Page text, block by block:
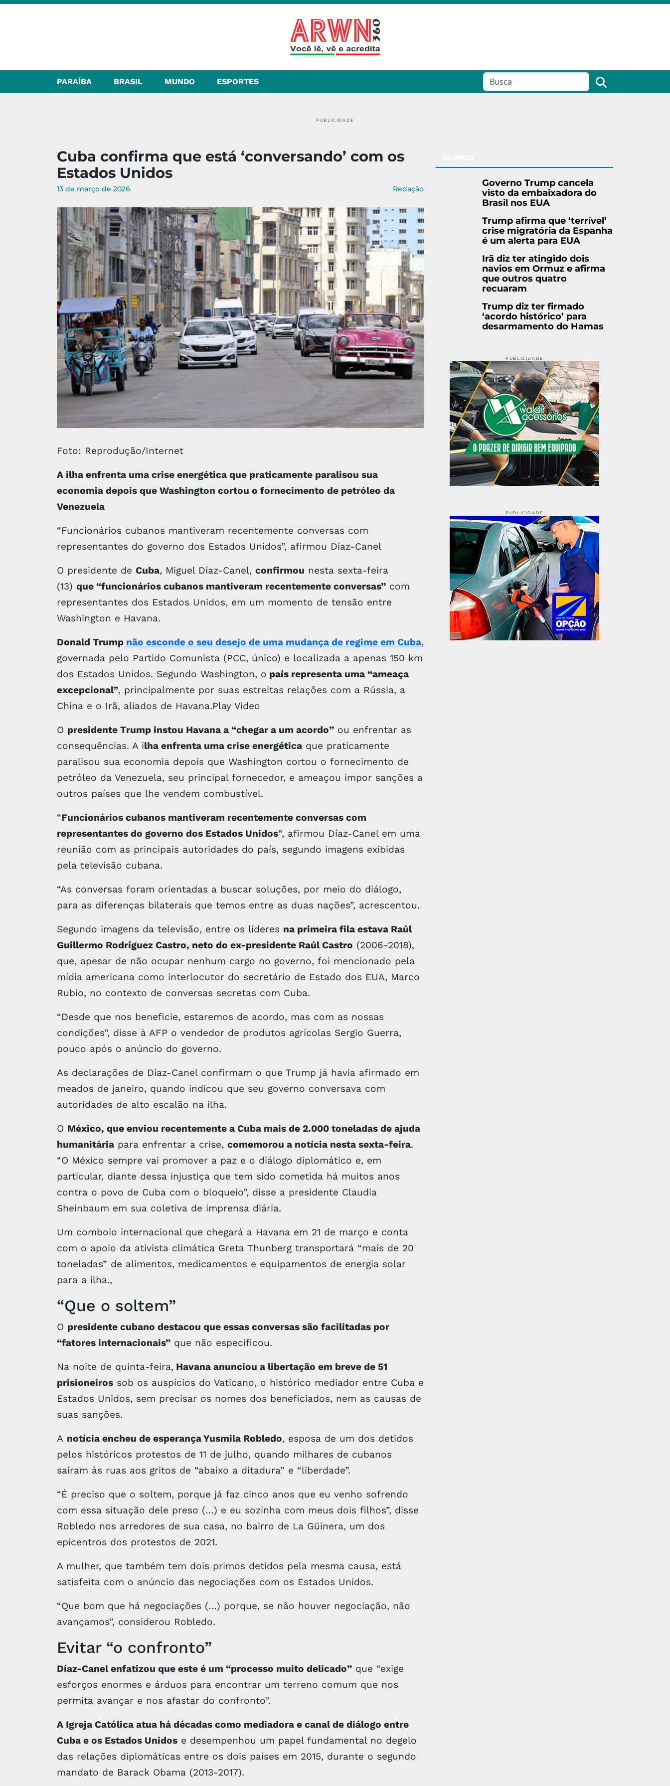
PARAÍBA BRASIL MUNDO ESPORTES
PUBLICIDADE
Cuba confirma que está ‘conversando’ com os
Estados Unidos
13 de março de 2026 Redação
Foto: Reprodução/Internet
A ilha enfrenta uma crise energética que praticamente paralisou sua
economia depois que Washington cortou o fornecimento de petróleo da
Venezuela
“Funcionários cubanos mantiveram recentemente conversas com
representantes do governo dos Estados Unidos”, afirmou Díaz-Canel
O presidente de Cuba, Miguel Díaz-Canel, confirmou nesta sexta-feira
(13) que “funcionários cubanos mantiveram recentemente conversas” com
representantes dos Estados Unidos, em um momento de tensão entre
Washington e Havana.
Donald Trump não esconde o seu desejo de uma mudança de regime em Cuba,
governada pelo Partido Comunista (PCC, único) e localizada a apenas 150 km
dos Estados Unidos. Segundo Washington, o país representa uma “ameaça
excepcional”, principalmente por suas estreitas relações com a Rússia, a
China e o Irã, aliados de Havana.Play Video
O presidente Trump instou Havana a “chegar a um acordo” ou enfrentar as
consequências. A ilha enfrenta uma crise energética que praticamente
paralisou sua economia depois que Washington cortou o fornecimento de
petróleo da Venezuela, seu principal fornecedor, e ameaçou impor sanções a
outros países que lhe vendem combustível.
“Funcionários cubanos mantiveram recentemente conversas com
representantes do governo dos Estados Unidos“, afirmou Díaz-Canel em uma
reunião com as principais autoridades do país, segundo imagens exibidas
pela televisão cubana.
“As conversas foram orientadas a buscar soluções, por meio do diálogo,
para as diferenças bilaterais que temos entre as duas nações”, acrescentou.
Segundo imagens da televisão, entre os líderes na primeira fila estava Raúl
Guillermo Rodríguez Castro, neto do ex-presidente Raúl Castro (2006-2018),
que, apesar de não ocupar nenhum cargo no governo, foi mencionado pela
mídia americana como interlocutor do secretário de Estado dos EUA, Marco
Rubio, no contexto de conversas secretas com Cuba.
“Desde que nos beneficie, estaremos de acordo, mas com as nossas
condições”, disse à AFP o vendedor de produtos agrícolas Sergio Guerra,
pouco após o anúncio do governo.
As declarações de Díaz-Canel confirmam o que Trump já havia afirmado em
meados de janeiro, quando indicou que seu governo conversava com
autoridades de alto escalão na ilha.
O México, que enviou recentemente a Cuba mais de 2.000 toneladas de ajuda
humanitária para enfrentar a crise, comemorou a notícia nesta sexta-feira.
“O México sempre vai promover a paz e o diálogo diplomático e, em
particular, diante dessa injustiça que tem sido cometida há muitos anos
contra o povo de Cuba com o bloqueio”, disse a presidente Claudia
Sheinbaum em sua coletiva de imprensa diária.
Um comboio internacional que chegará a Havana em 21 de março e conta
com o apoio da ativista climática Greta Thunberg transportará “mais de 20
toneladas” de alimentos, medicamentos e equipamentos de energia solar
para a ilha.,
“Que o soltem”
O presidente cubano destacou que essas conversas são facilitadas por
“fatores internacionais” que não especificou.
Na noite de quinta-feira, Havana anunciou a libertação em breve de 51
prisioneiros sob os auspícios do Vaticano, o histórico mediador entre Cuba e
Estados Unidos, sem precisar os nomes dos beneficiados, nem as causas de
suas sanções.
A notícia encheu de esperança Yusmila Robledo, esposa de um dos detidos
pelos históricos protestos de 11 de julho, quando milhares de cubanos
saíram às ruas aos gritos de “abaixo a ditadura” e “liberdade”.
“É preciso que o soltem, porque já faz cinco anos que eu venho sofrendo
com essa situação dele preso (…) e eu sozinha com meus dois filhos”, disse
Robledo nos arredores de sua casa, no bairro de La Güinera, um dos
epicentros dos protestos de 2021.
A mulher, que também tem dois primos detidos pela mesma causa, está
satisfeita com o anúncio das negociações com os Estados Unidos.
“Que bom que há negociações (…) porque, se não houver negociação, não
avançamos”, considerou Robledo.
Evitar “o confronto”
Díaz-Canel enfatizou que este é um “processo muito delicado” que “exige
esforços enormes e árduos para encontrar um terreno comum que nos
permita avançar e nos afastar do confronto”.
A Igreja Católica atua há décadas como mediadora e canal de diálogo entre
Cuba e os Estados Unidos e desempenhou um papel fundamental no degelo
das relações diplomáticas entre os dois países em 2015, durante o segundo
mandato de Barack Obama (2013-2017).
Governo Trump cancela
visto da embaixadora do
Brasil nos EUA
Trump afirma que ‘terrível’
crise migratória da Espanha
é um alerta para EUA
Irã diz ter atingido dois
navios em Ormuz e afirma
que outros quatro
recuaram
Trump diz ter firmado
‘acordo histórico’ para
desarmamento do Hamas
PUBLICIDADE
PUBLICIDADE